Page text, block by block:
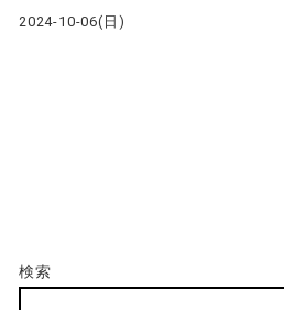
2024-10-06(日)
ペ
検索